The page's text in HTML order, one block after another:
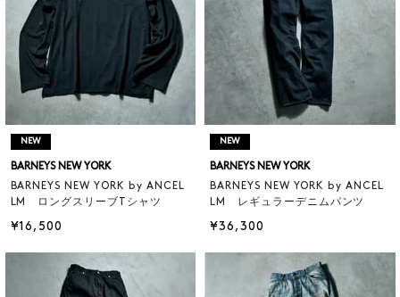
NEW
BARNEYS NEW YORK
BARNEYS NEW YORK by ANCEL
LM ロングスリーブTシャツ
¥16,500
NEW
BARNEYS NEW YORK
BARNEYS NEW YORK by ANCEL
LM レギュラーデニムパンツ
¥36,300